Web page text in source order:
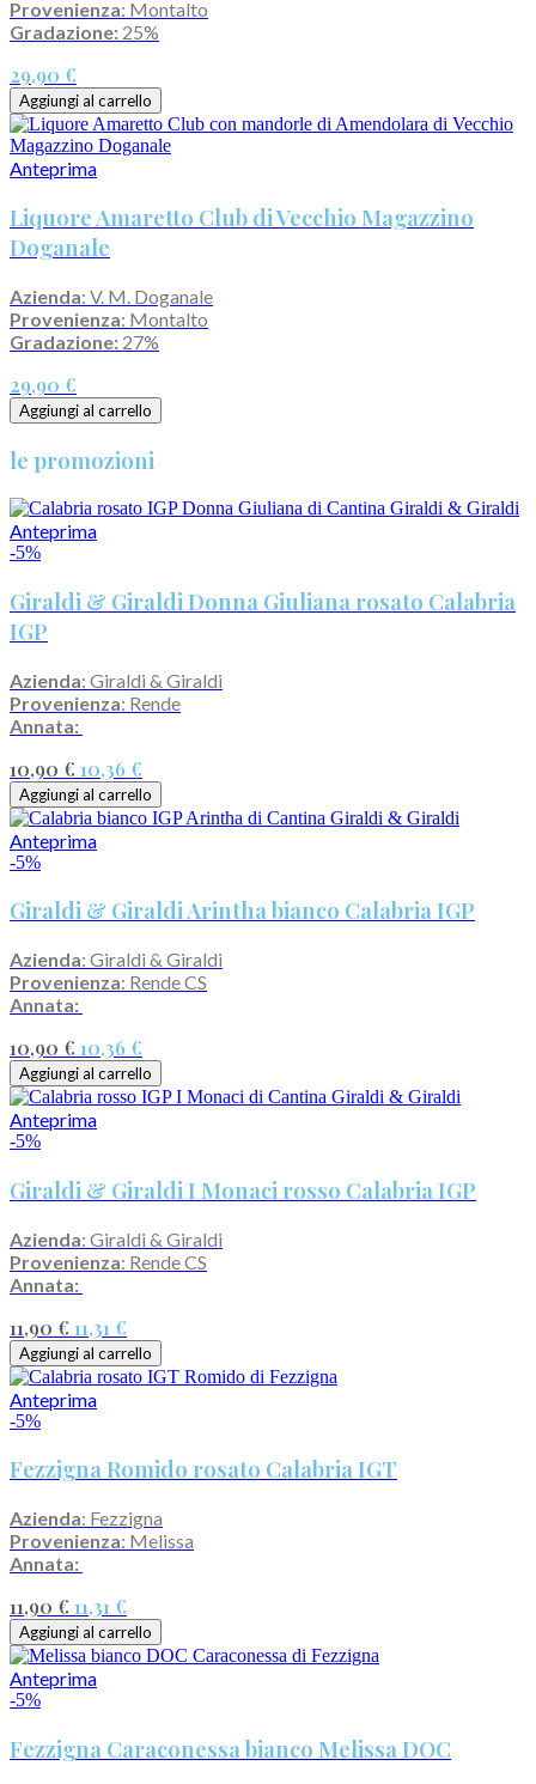
Provenienza: Montalto
Gradazione: 25%
29,90 €
Aggiungi al carrello
Anteprima
Liquore Amaretto Club di Vecchio Magazzino
Doganale
Azienda: V. M. Doganale
Provenienza: Montalto
Gradazione: 27%
29,90 €
Aggiungi al carrello
le promozioni
Anteprima
-5%
Giraldi & Giraldi Donna Giuliana rosato Calabria
IGP
Azienda: Giraldi & Giraldi
Provenienza: Rende
Annata:
10,90 € 10,36 €
Aggiungi al carrello
Anteprima
-5%
Giraldi & Giraldi Arintha bianco Calabria IGP
Azienda: Giraldi & Giraldi
Provenienza: Rende CS
Annata:
10,90 € 10,36 €
Aggiungi al carrello
Anteprima
-5%
Giraldi & Giraldi I Monaci rosso Calabria IGP
Azienda: Giraldi & Giraldi
Provenienza: Rende CS
Annata:
11,90 € 11,31 €
Aggiungi al carrello
Anteprima
-5%
Fezzigna Romido rosato Calabria IGT
Azienda: Fezzigna
Provenienza: Melissa
Annata:
11,90 € 11,31 €
Aggiungi al carrello
Anteprima
-5%
Fezzigna Caraconessa bianco Melissa DOC